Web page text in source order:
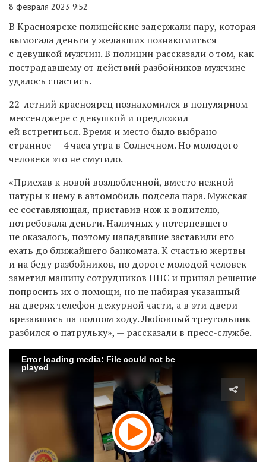
8 февраля 2023 9:52
В Красноярске полицейские задержали пару, которая
вымогала деньги у желавших познакомиться
с девушкой мужчин. В полиции рассказали о том, как
пострадавшему от действий разбойников мужчине
удалось спастись.
22-летний красноярец познакомился в популярном
мессенджере с девушкой и предложил
ей встретиться. Время и место было выбрано
странное — 4 часа утра в Солнечном. Но молодого
человека это не смутило.
«Приехав к новой возлюбленной, вместо нежной
натуры к нему в автомобиль подсела пара. Мужская
ее составляющая, приставив нож к водителю,
потребовала деньги. Наличных у потерпевшего
не оказалось, поэтому нападавшие заставили его
ехать до ближайшего банкомата. К счастью жертвы
и на беду разбойников, по дороге молодой человек
заметил машину сотрудников ППС и принял решение
попросить их о помощи, но не набирая указанный
на дверях телефон дежурной части, а в эти двери
врезавшись на полном ходу. Любовный треугольник
разбился о патрульку», — рассказали в пресс-службе.
Error loading media: File could not be
played